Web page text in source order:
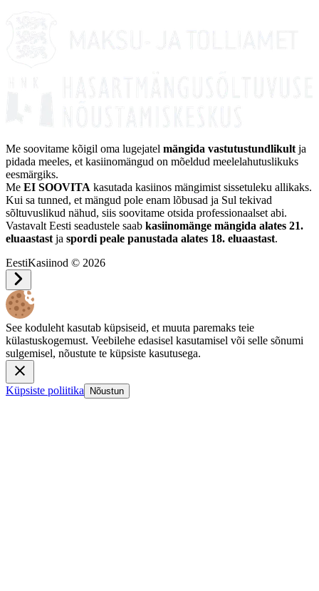
Me soovitame kõigil oma lugejatel mängida vastutustundlikult ja
pidada meeles, et kasiinomängud on mõeldud meelelahutuslikuks
eesmärgiks.
Me EI SOOVITA kasutada kasiinos mängimist sissetuleku allikaks.
Kui sa tunned, et mängud pole enam lõbusad ja Sul tekivad
sõltuvuslikud nähud, siis soovitame otsida professionaalset abi.
Vastavalt Eesti seadustele saab kasiinomänge mängida alates 21.
eluaastast ja spordi peale panustada alates 18. eluaastast.
EestiKasiinod © 2026
See koduleht kasutab küpsiseid, et muuta paremaks teie
külastuskogemust. Veebilehe edasisel kasutamisel või selle sõnumi
sulgemisel, nõustute te küpsiste kasutusega.
Küpsiste poliitika Nõustun